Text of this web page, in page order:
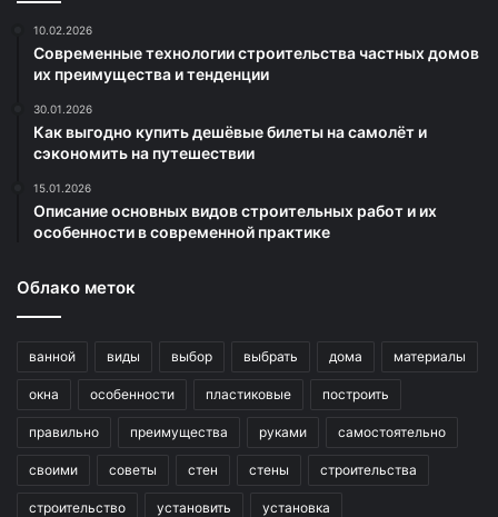
10.02.2026
Современные технологии строительства частных домов
их преимущества и тенденции
30.01.2026
Как выгодно купить дешёвые билеты на самолёт и
сэкономить на путешествии
15.01.2026
Описание основных видов строительных работ и их
особенности в современной практике
Облако меток
ванной виды выбор выбрать дома материалы
окна особенности пластиковые построить
правильно преимущества руками самостоятельно
своими советы стен стены строительства
строительство установить установка